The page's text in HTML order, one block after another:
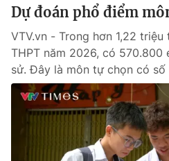
Dự đoán phổ điểm
VTV.vn - Trong hơn 1,22
THPT năm 2026, có 570.800
sử. Đây là môn tự chọn có số